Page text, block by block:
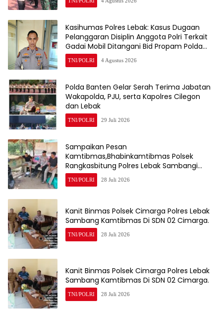
Kasihumas Polres Lebak: Kasus Dugaan
Pelanggaran Disiplin Anggota Polri Terkait
Gadai Mobil Ditangani Bid Propam Polda
Banten
TNI/POLRI 4 Agustus 2026
Polda Banten Gelar Serah Terima Jabatan
Wakapolda, PJU, serta Kapolres Cilegon
dan Lebak
TNI/POLRI 29 Juli 2026
Sampaikan Pesan
Kamtibmas,Bhabinkamtibmas Polsek
Rangkasbitung Polres Lebak Sambangi
Warga Kampung Cisalam
TNI/POLRI 28 Juli 2026
Kanit Binmas Polsek Cimarga Polres Lebak
Sambang Kamtibmas Di SDN 02 Cimarga.
TNI/POLRI 28 Juli 2026
Kanit Binmas Polsek Cimarga Polres Lebak
Sambang Kamtibmas Di SDN 02 Cimarga.
TNI/POLRI 28 Juli 2026